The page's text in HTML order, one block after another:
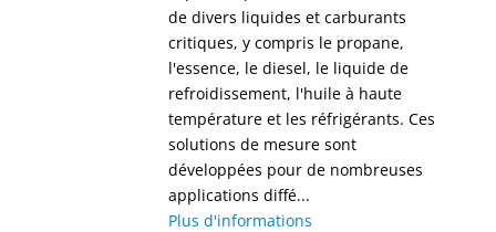
de divers liquides et carburants
critiques, y compris le propane,
l'essence, le diesel, le liquide de
refroidissement, l'huile à haute
température et les réfrigérants. Ces
solutions de mesure sont
développées pour de nombreuses
applications diffé...
Plus d'informations